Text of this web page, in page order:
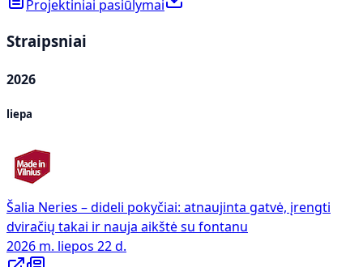
Projektiniai pasiūlymai
Straipsniai
2026
liepa
Šalia Neries – dideli pokyčiai: atnaujinta gatvė, įrengti
dviračių takai ir nauja aikštė su fontanu
2026 m. liepos 22 d.